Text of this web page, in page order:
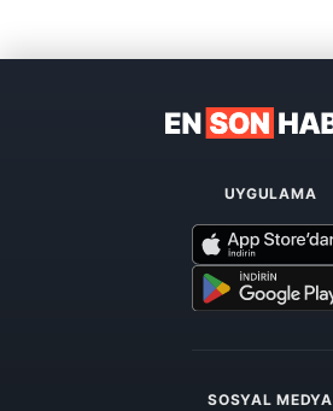
UYGULAMA
SOSYAL MEDYA